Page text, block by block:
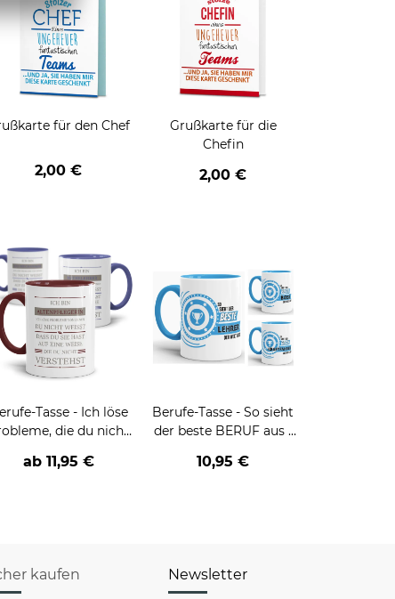
für den Chef
2,00 €
Grußkarte für die
Chefin
2,00 €
Tasse - Ich löse
die du nicht
verschiedene Berufe
ab 11,95 €
Berufe-Tasse - So sieht
der beste BERUF aus -
Männer - Hellblau
10,95 €
kaufen Newsletter